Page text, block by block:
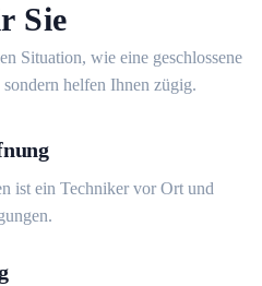
Sie
Situation, wie eine geschlossene
helfen Ihnen zügig.
ist ein Techniker vor Ort und